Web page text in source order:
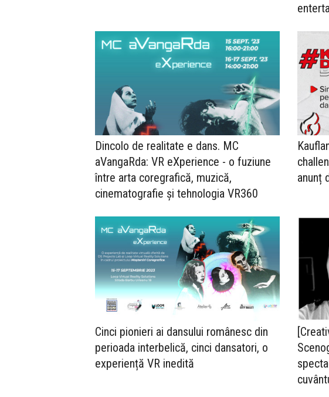
Dincolo de realitate e dans. MC
aVangaRda: VR eXperience - o fuziune
între arta coregrafică, muzică,
cinematografie și tehnologia VR360
anunț
Cinci pionieri ai dansului românesc din
perioada interbelică, cinci dansatori, o
experiență VR inedită